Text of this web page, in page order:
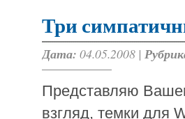
Три
Дата: 04.05.2008 |
Представляю
взгляд, темки для